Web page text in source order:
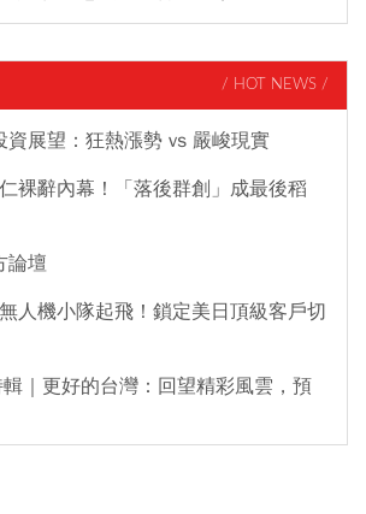
/ HOT NEWS /
展望：狂熱漲勢 vs 嚴峻現實
裸辭內幕！「落後群創」成最後稻
論壇
人機小隊起飛！鎖定美日頂級客戶切
｜更好的台灣：回望精彩風雲，預